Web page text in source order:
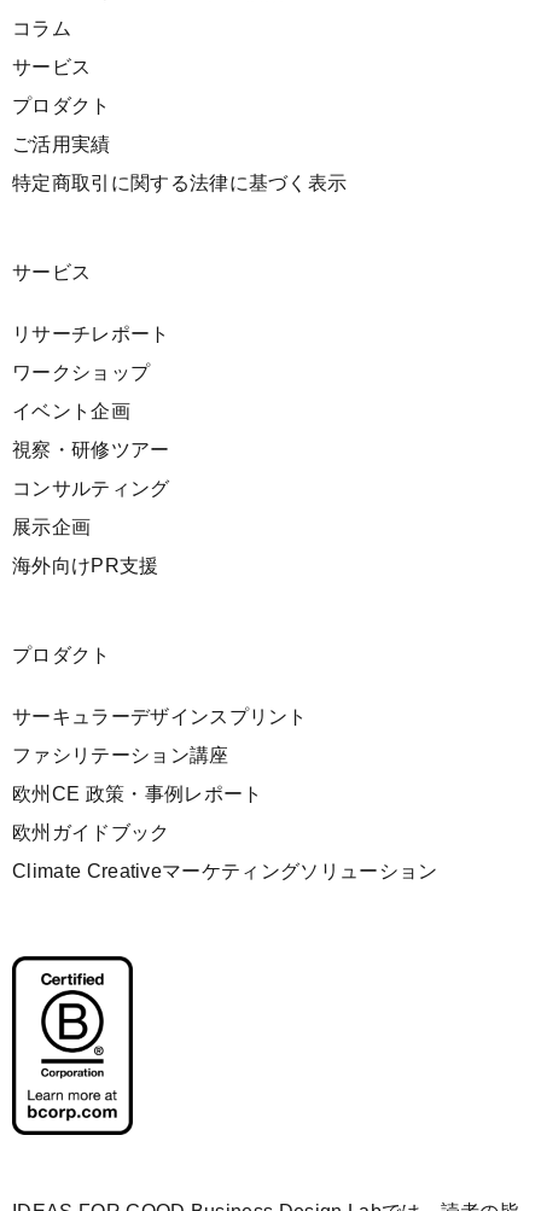
コラム
サービス
プロダクト
ご活用実績
特定商取引に関する法律に基づく表示
サービス
リサーチレポート
ワークショップ
イベント企画
視察・研修ツアー
コンサルティング
展示企画
海外向けPR支援
プロダクト
サーキュラーデザインスプリント
ファシリテーション講座
欧州CE 政策・事例レポート
欧州ガイドブック
Climate Creativeマーケティングソリューション